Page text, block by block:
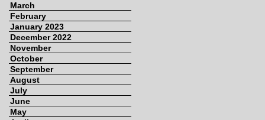
March
February
January 2023
December 2022
November
October
September
August
July
June
May